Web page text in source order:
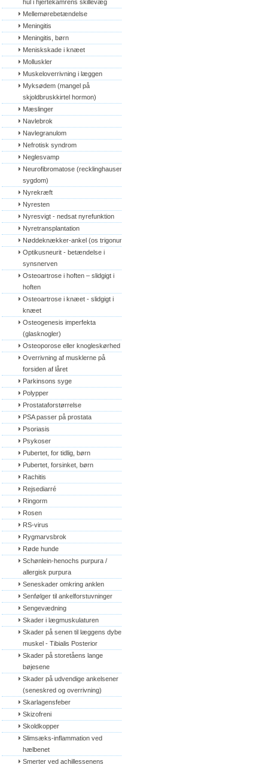
hul i hjertekamrens skillevæg
Mellemørebetændelse
Meningitis
Meningitis, børn
Meniskskade i knæet
Molluskler
Muskeloverrivning i læggen
Myksødem (mangel på
skjoldbruskkirtel hormon)
Mæslinger
Navlebrok
Navlegranulom
Nefrotisk syndrom
Neglesvamp
Neurofibromatose (recklinghausens
sygdom)
Nyrekræft
Nyresten
Nyresvigt - nedsat nyrefunktion
Nyretransplantation
Nøddeknækker-ankel (os trigonum)
Optikusneurit - betændelse i
synsnerven
Osteoartrose i hoften – slidgigt i
hoften
Osteoartrose i knæet - slidgigt i
knæet
Osteogenesis imperfekta
(glasknogler)
Osteoporose eller knogleskørhed
Overrivning af musklerne på
forsiden af låret
Parkinsons syge
Polypper
Prostataforstørrelse
PSA passer på prostata
Psoriasis
Psykoser
Pubertet, for tidlig, børn
Pubertet, forsinket, børn
Rachitis
Rejsediarré
Ringorm
Rosen
RS-virus
Rygmarvsbrok
Røde hunde
Schønlein-henochs purpura /
allergisk purpura
Seneskader omkring anklen
Senfølger til ankelforstuvninger
Sengevædning
Skader i lægmuskulaturen
Skader på senen til læggens dybe
muskel - Tibialis Posterior
Skader på storetåens lange
bøjesene
Skader på udvendige ankelsener
(seneskred og overrivning)
Skarlagensfeber
Skizofreni
Skoldkopper
Slimsæks-inflammation ved
hælbenet
Smerter ved achillessenens